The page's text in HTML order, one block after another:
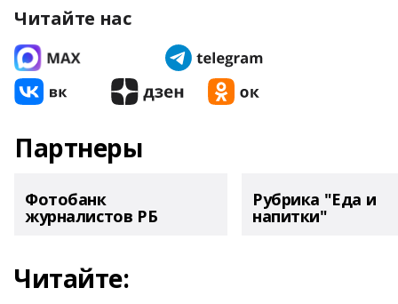
Читайте нас
Партнеры
Фотобанк
журналистов РБ
Рубрика "Еда и
напитки"
Читайте: